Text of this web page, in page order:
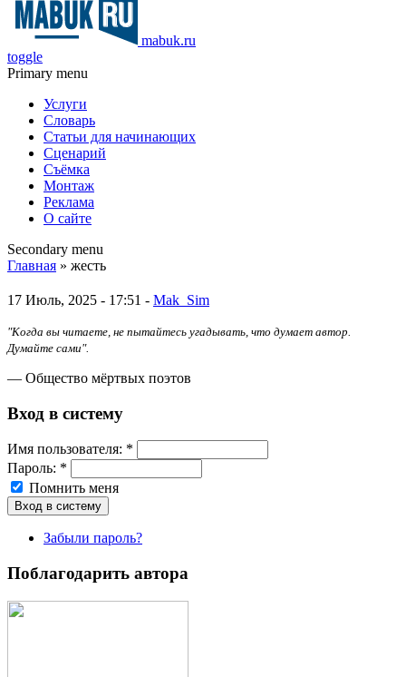
mabuk.ru
toggle
Primary menu
Услуги
Словарь
Статьи для начинающих
Сценарий
Съёмка
Монтаж
Реклама
О сайте
Secondary menu
Главная » жесть
17 Июль, 2025 - 17:51 - Mak_Sim
"Когда вы читаете, не пытайтесь угадывать, что думает автор.
Думайте сами".
— Общество мёртвых поэтов
Вход в систему
Имя пoльзовaтeля: *
Пароль: *
Помнить меня
Забыли пароль?
Поблагодарить автора